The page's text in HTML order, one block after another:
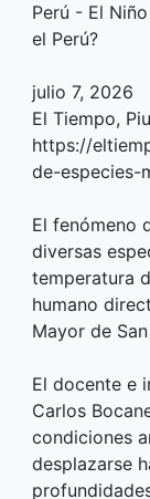
Perú - El
el Perú?
julio 7, 2026
El Tiempo,
https://
de-especies-
El fenómeno
diversas
temperatura
humano
Mayor de
El docente e
Carlos
condiciones
desplazarse